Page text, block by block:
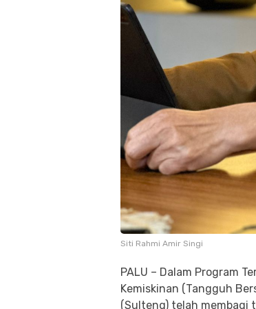
Siti Rahmi Amir Singi
PALU – Dalam Program
Kemiskinan (Tangguh
(Sulteng) telah membagi